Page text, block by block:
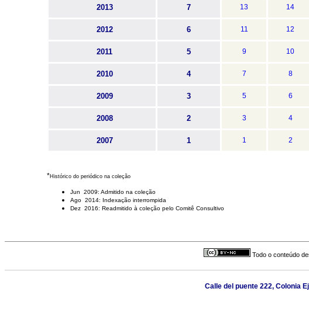
2013 7 13 14
2012 6 11 12
2011 5 9 10
2010 4 7 8
2009 3 5 6
2008 2 3 4
2007 1 1 2
*Histórico do periódico na coleção
Jun 2009: Admitido na coleção
Ago 2014: Indexação interrompida
Dez 2016: Readmitido à coleção pelo Comitê Consultivo
Todo o conteúdo
Calle del puente 222, Colonia